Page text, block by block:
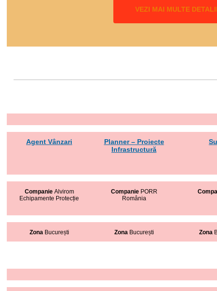
VEZI MAI MULTE
Agent Vânzari
Planner – Proiecte
Infrastructură
Companie Alvirom
Echipamente Protecție
CompaniePORR
România
Zona București Zona București Zona